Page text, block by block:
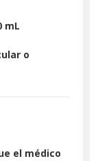
mL
o
el médico